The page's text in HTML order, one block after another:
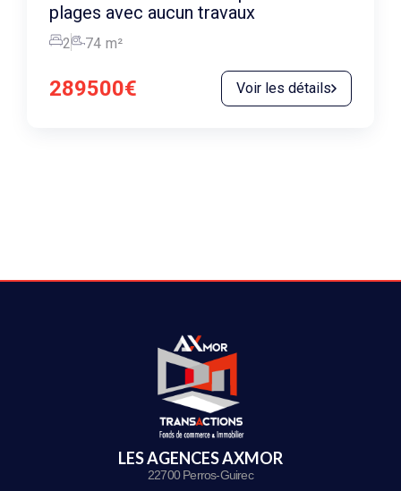
plages avec aucun travaux
2 74 m²
289500€ Voir les détails
LES AGENCES AXMOR
22700 Perros-Guirec